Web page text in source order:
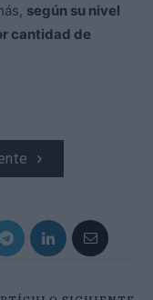
según su nivel
cantidad de